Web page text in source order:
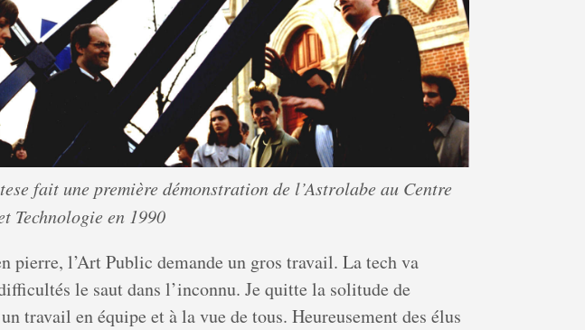
fait une première démonstration de l’Astrolabe au Centre
Technologie en 1990
pierre, l’Art Public demande un gros travail. La tech va
le saut dans l’inconnu. Je quitte la solitude de
travail en équipe et à la vue de tous. Heureusement des élus